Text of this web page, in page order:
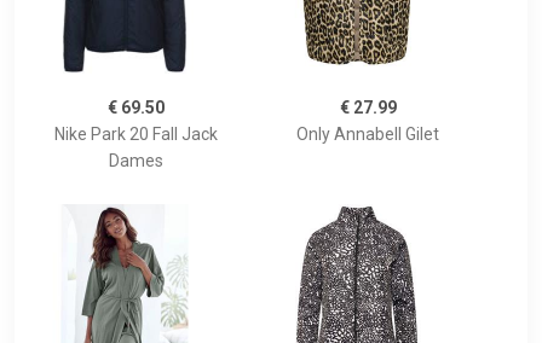
€ 69.50
Nike Park 20 Fall Jack
Dames
€ 27.99
Only Annabell Gilet